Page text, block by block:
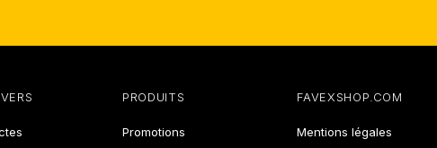
PRODUITS
Promotions
FAVEXSHOP.COM
Mentions légales